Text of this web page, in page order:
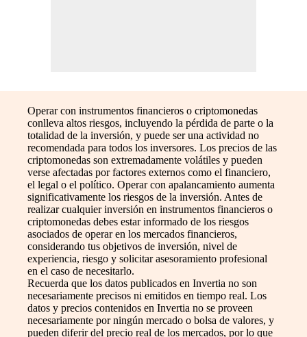
Operar con instrumentos financieros o criptomonedas
conlleva altos riesgos, incluyendo la pérdida de parte o la
totalidad de la inversión, y puede ser una actividad no
recomendada para todos los inversores. Los precios de las
criptomonedas son extremadamente volátiles y pueden
verse afectadas por factores externos como el financiero,
el legal o el político. Operar con apalancamiento aumenta
significativamente los riesgos de la inversión. Antes de
realizar cualquier inversión en instrumentos financieros o
criptomonedas debes estar informado de los riesgos
asociados de operar en los mercados financieros,
considerando tus objetivos de inversión, nivel de
experiencia, riesgo y solicitar asesoramiento profesional
en el caso de necesitarlo.
Recuerda que los datos publicados en Invertia no son
necesariamente precisos ni emitidos en tiempo real. Los
datos y precios contenidos en Invertia no se proveen
necesariamente por ningún mercado o bolsa de valores, y
pueden diferir del precio real de los mercados, por lo que